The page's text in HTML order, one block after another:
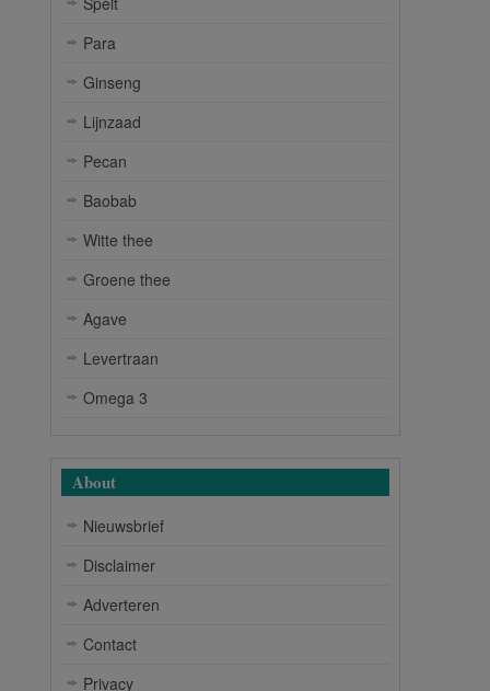
Para
Ginseng
Lijnzaad
Pecan
Baobab
Witte thee
Groene thee
Agave
Levertraan
Omega 3
About
Nieuwsbrief
Disclaimer
Adverteren
Contact
Privacy